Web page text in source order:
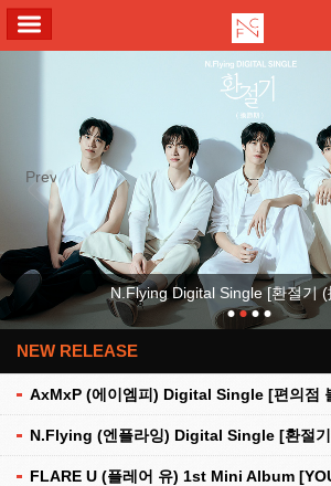
Previous
N.Flying Digital Single [환절기 (
NEW RELEASE
AxMxP (에이엠피) Digital Single [편의점
N.Flying (엔플라잉) Digital Single [환절